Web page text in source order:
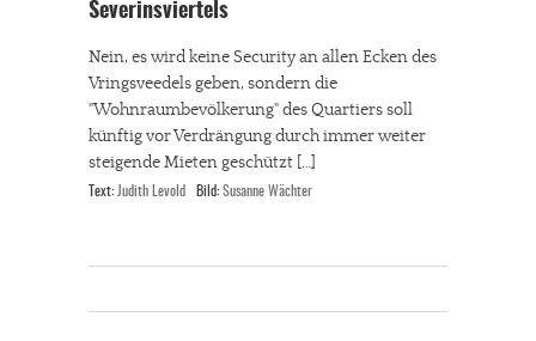
Severinsviertels
Nein, es wird keine Security an allen Ecken des
Vringsveedels geben, sondern die
"Wohnraumbevölkerung" des Quartiers soll
künftig vor Verdrängung durch immer weiter
steigende Mieten geschützt […]
Text: Judith Levold Bild: Susanne Wächter